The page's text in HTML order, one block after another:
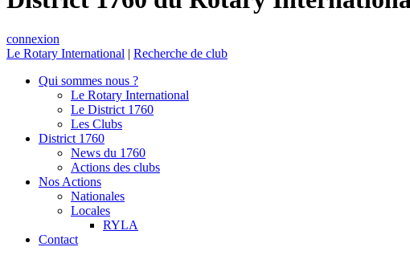
connexion
Le Rotary International | Recherche de club
Qui sommes nous ?
Le Rotary International
Le District 1760
Les Clubs
District 1760
News du 1760
Actions des clubs
Nos Actions
Nationales
Locales
RYLA
Contact